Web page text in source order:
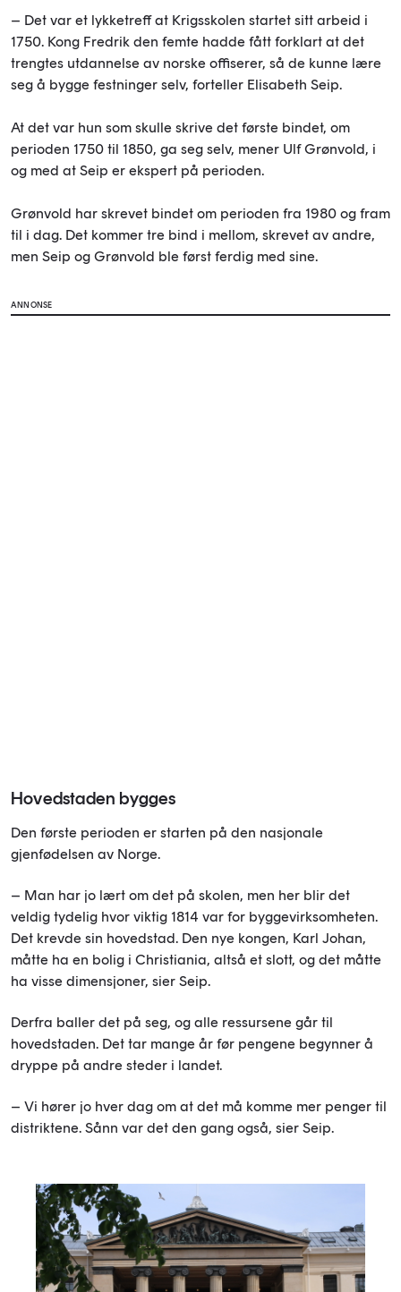
– Det var et lykketreff at Krigsskolen startet sitt arbeid i
1750. Kong Fredrik den femte hadde fått forklart at det
trengtes utdannelse av norske offiserer, så de kunne lære
seg å bygge festninger selv, forteller Elisabeth Seip.
At det var hun som skulle skrive det første bindet, om
perioden 1750 til 1850, ga seg selv, mener Ulf Grønvold, i
og med at Seip er ekspert på perioden.
Grønvold har skrevet bindet om perioden fra 1980 og fram
til i dag. Det kommer tre bind i mellom, skrevet av andre,
men Seip og Grønvold ble først ferdig med sine.
ANNONSE
Hovedstaden bygges
Den første perioden er starten på den nasjonale
gjenfødelsen av Norge.
– Man har jo lært om det på skolen, men her blir det
veldig tydelig hvor viktig 1814 var for byggevirksomheten.
Det krevde sin hovedstad. Den nye kongen, Karl Johan,
måtte ha en bolig i Christiania, altså et slott, og det måtte
ha visse dimensjoner, sier Seip.
Derfra baller det på seg, og alle ressursene går til
hovedstaden. Det tar mange år før pengene begynner å
dryppe på andre steder i landet.
– Vi hører jo hver dag om at det må komme mer penger til
distriktene. Sånn var det den gang også, sier Seip.